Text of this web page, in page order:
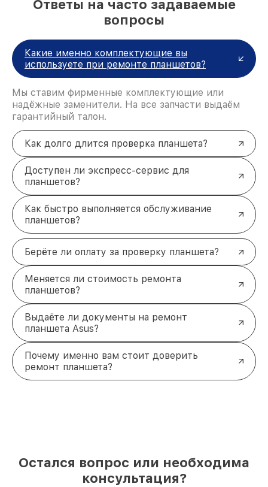
Лояльные цены и профессионализм — не
единственные причины, по которым клиенты
обращаются к нам. Мы предлагаем:
Гарантию на все виды работ. Каждому
клиенту предоставляем гарантийный талон,
подтверждающий надёжность выполненного
проверенные комплектующие, что исключает
повторные поломки.
Быструю диагностику и ремонт
большинстве случаев устраняем
неисправности в день обращения.
Удобные способы оплаты. Предлагаем
электронные кошельки.
Сервисное обслуживание
планшетов Asus в Санкт-
Петербурге
Своевременное обращение в сервисный центр
позволяет продлить срок службы планшета и
избежать серьёзных поломок. Наша команда
готова помочь с любыми видами ремонта, от
замены экрана до восстановления работы ОС.
Позвоните нам или посетите наш офис, чтобы
получить консультацию и согласовать время
ремонта.
Обращайтесь по телефону:
Наш адрес:Лиговский проспект, 153, лит. А.
Ответы на часто задаваемые
вопросы
Какие именно комплектующие вы
используете при ремонте планшетов?
Мы ставим фирменные комплектующие или
надёжные заменители. На все запчасти выдаём
гарантийный талон.
Как долго длится проверка планшета?
Доступен ли экспресс-сервис для
планшетов?
Как быстро выполняется обслуживание
планшетов?
Берёте ли оплату за проверку планшета?
Меняется ли стоимость ремонта
планшетов?
Выдаёте ли документы на ремонт
планшета Asus?
Почему именно вам стоит доверить
ремонт планшета?
Остался вопрос или необходима
консультация?